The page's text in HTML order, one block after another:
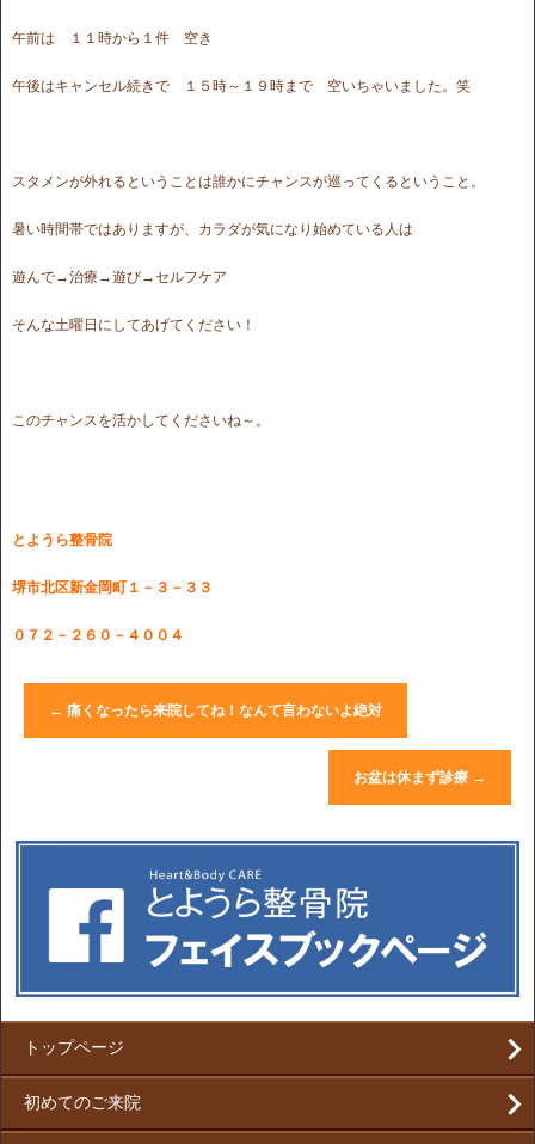
午前は １１時から１件 空き
午後はキャンセル続きで １５時～１９時まで 空いちゃいました。笑
スタメンが外れるということは誰かにチャンスが巡ってくるということ。
暑い時間帯ではありますが、カラダが気になり始めている人は
遊んで→治療→遊び→セルフケア
そんな土曜日にしてあげてください！
このチャンスを活かしてくださいね～。
とようら整骨院
堺市北区新金岡町１－３－３３
０７２－２６０－４００４
← 痛くなったら来院してね！なんて言わないよ絶対
お盆は休まず診療 →
トップページ
初めてのご来院